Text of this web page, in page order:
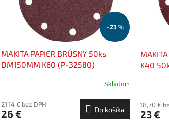
–23 %
MAKITA PAPIER BRÚSNY 50ks
DM150MM K60 (P-32580)
Skladom
21,14 € bez DPH
26 € Do košíka
K40
18,70 €
23 €